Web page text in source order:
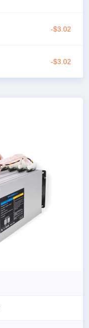
-$3.02
-$3.02